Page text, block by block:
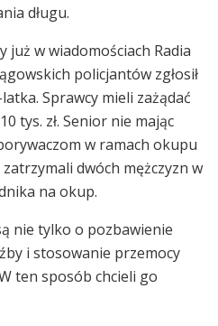
długu.
w wiadomościach Radia
policjantów zgłosił
Sprawcy mieli zażądać
tys. zł. Senior nie mając
w ramach okupu
dwóch mężczyzn w
na okup.
nie tylko o pozbawienie
i stosowanie przemocy
ten sposób chcieli go